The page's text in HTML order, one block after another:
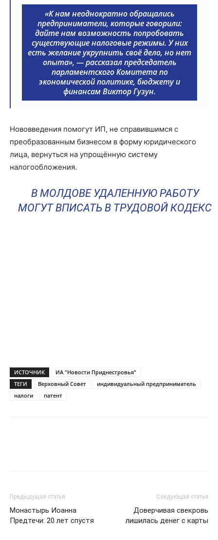
«К нам неоднократно обращались
предприниматели, которые говорили:
дайте нам возможность попробовать
существующие налоговые режимы. У них
есть желание укрупнить своё дело, но нет
опыта», — рассказал председатель
парламентского Комитета по
экономической политике, бюджету и
финансам Виктор Гузун.
Нововведения помогут ИП, не справившимся с
преобразованным бизнесом в форму юридического
лица, вернуться на упрощённую систему
налогообложения.
В МОЛДОВЕ УДАЛЕННУЮ РАБОТУ
МОГУТ ВПИСАТЬ В ТРУДОВОЙ КОДЕКС
ИСТОЧНИК
ИА "Новости Приднестровья"
ТЕГИ
Верховный Совет
индивидуальный предприниматель
налоги
патент
Предыдущая статья
Монастырь Иоанна
Предтечи: 20 лет спустя
Следующая статья
Доверчивая свекровь
лишилась денег с карты